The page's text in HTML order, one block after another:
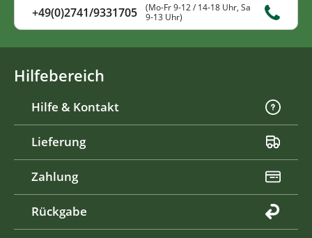
+49(0)2741/9331705
(Mo-Fr 9-12 / 14-18 Uhr, Sa
9-13 Uhr)
Hilfebereich
Hilfe & Kontakt
Lieferung
Zahlung
Rückgabe